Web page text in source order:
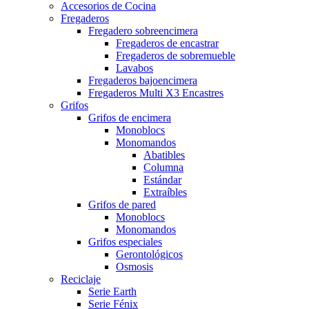
Accesorios de Cocina
Fregaderos
Fregadero sobreencimera
Fregaderos de encastrar
Fregaderos de sobremueble
Lavabos
Fregaderos bajoencimera
Fregaderos Multi X3 Encastres
Grifos
Grifos de encimera
Monoblocs
Monomandos
Abatibles
Columna
Estándar
Extraíbles
Grifos de pared
Monoblocs
Monomandos
Grifos especiales
Gerontológicos
Osmosis
Reciclaje
Serie Earth
Serie Fénix